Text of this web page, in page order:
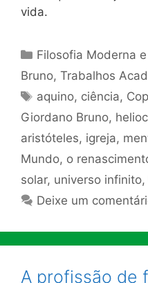
vida.
Categorias
Filosofia Moderna
Bruno, Trabalhos
Tags
aquino, ciência,
Giordano Bruno,
aristóteles, igreja,
Mundo, o
solar, universo infinito,
Deixe um
A profissão de